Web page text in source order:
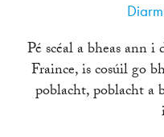
Pé scéal a bheas ann
Fraince, is cosúil go
poblacht, poblacht a